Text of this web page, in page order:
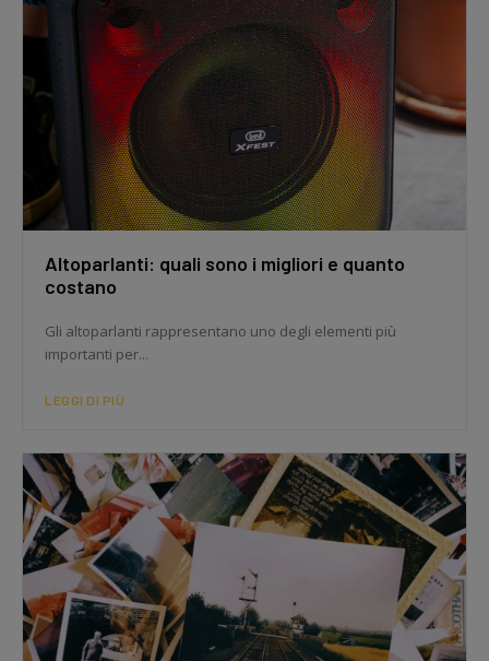
Altoparlanti: quali sono i migliori e quanto
costano
Gli altoparlanti rappresentano uno degli elementi più
importanti per...
LEGGI DI PIÙ